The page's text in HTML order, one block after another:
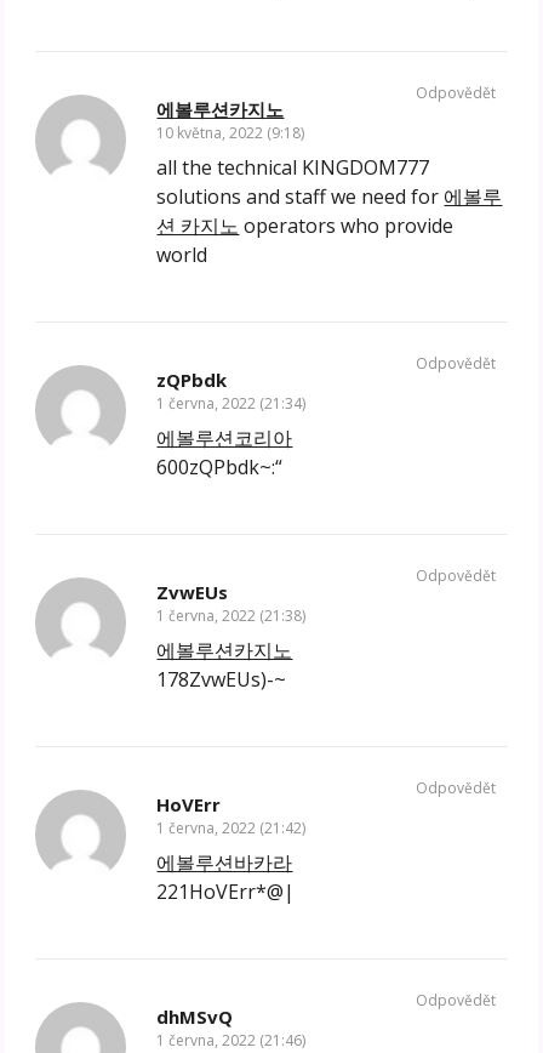
에볼루션카지노
10 května, 2022 (9:18)
all the technical KINGDOM777
solutions and staff we need for 에볼루
션 카지노 operators who provide
world
Odpovědět
zQPbdk
1 června, 2022 (21:34)
에볼루션코리아
600zQPbdk~:“
Odpovědět
ZvwEUs
1 června, 2022 (21:38)
에볼루션카지노
178ZvwEUs)-~
Odpovědět
HoVErr
1 června, 2022 (21:42)
에볼루션바카라
221HoVErr*@|
Odpovědět
dhMSvQ
1 června, 2022 (21:46)
Odpovědět